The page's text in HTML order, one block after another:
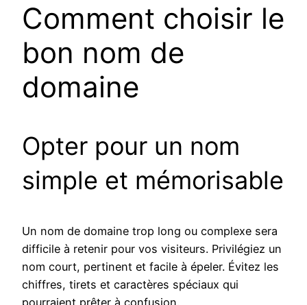
Comment choisir le
bon nom de
domaine
Opter pour un nom
simple et mémorisable
Un nom de domaine trop long ou complexe sera
difficile à retenir pour vos visiteurs. Privilégiez un
nom court, pertinent et facile à épeler. Évitez les
chiffres, tirets et caractères spéciaux qui